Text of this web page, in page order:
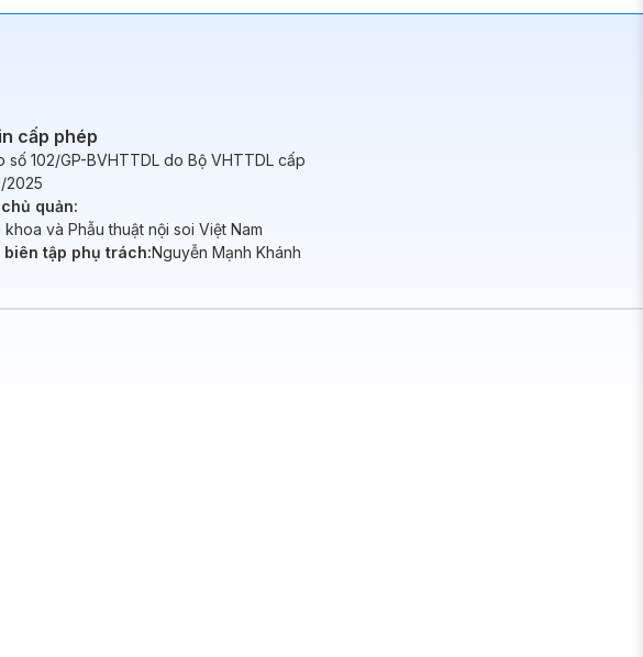
cấp phép
số 102/GP-BVHTTDL do Bộ VHTTDL cấp
2025
quản:
khoa và Phẫu thuật nội soi Việt Nam
biên tập phụ trách:Nguyễn Mạnh Khánh